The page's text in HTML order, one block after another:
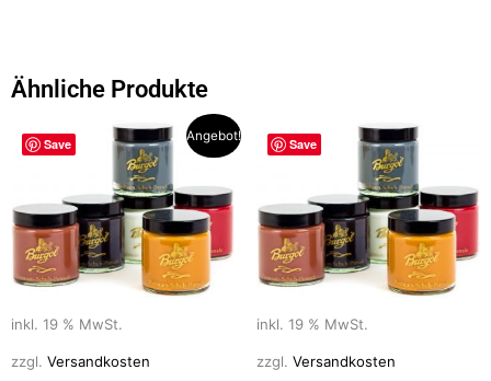
b
o
k
d
o
n
Ähnliche Produkte
Save
Angebot!
inkl. 19 % MwSt.
zzgl. Versandkosten
Ursprünglicher
Preis
Aktueller
Preis
18,50 €.
Save
inkl. 19 % MwSt.
zzgl. Versandkosten